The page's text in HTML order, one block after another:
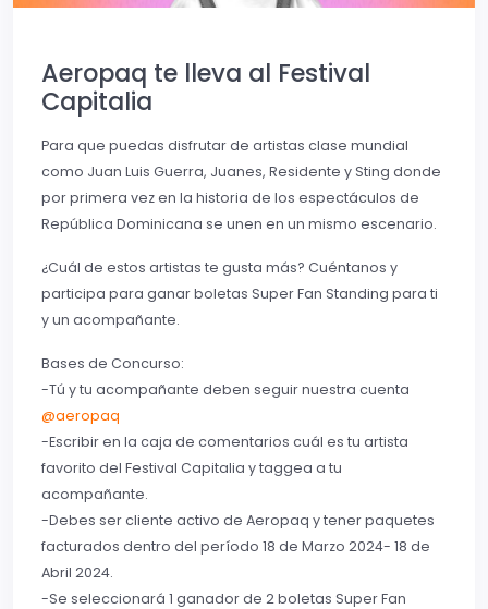
Aeropaq te lleva al Festival
Capitalia
Para que puedas disfrutar de artistas clase mundial
como Juan Luis Guerra, Juanes, Residente y Sting donde
por primera vez en la historia de los espectáculos de
República Dominicana se unen en un mismo escenario.
¿Cuál de estos artistas te gusta más? Cuéntanos y
participa para ganar boletas Super Fan Standing para ti
y un acompañante.
Bases de Concurso:
-Tú y tu acompañante deben seguir nuestra cuenta
@aeropaq
-Escribir en la caja de comentarios cuál es tu artista
favorito del Festival Capitalia y taggea a tu
acompañante.
-Debes ser cliente activo de Aeropaq y tener paquetes
facturados dentro del período 18 de Marzo 2024- 18 de
Abril 2024.
-Se seleccionará 1 ganador de 2 boletas Super Fan